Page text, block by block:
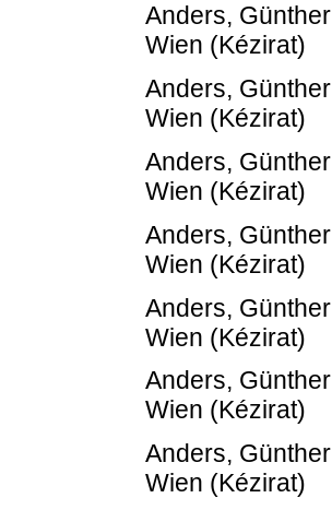
Anders, Günther
Wien (Kézirat)
Anders, Günther
Wien (Kézirat)
Anders, Günther
Wien (Kézirat)
Anders, Günther
Wien (Kézirat)
Anders, Günther
Wien (Kézirat)
Anders, Günther
Wien (Kézirat)
Anders, Günther
Wien (Kézirat)